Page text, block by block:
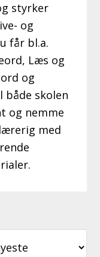
styrker
og
får bl.a.
Læs og
og
skolen
og nemme
med